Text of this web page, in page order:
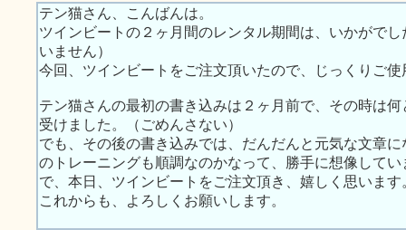
テン猫さん、こんばんは。
ツインビートの２ヶ月間のレンタル期間は、いかがで
いません）
今回、ツインビートをご注文頂いたので、じっくりご
テン猫さんの最初の書き込みは２ヶ月前で、その時は
受けました。（ごめんさない）
でも、その後の書き込みでは、だんだんと元気な文章
のトレーニングも順調なのかなって、勝手に想像してい
で、本日、ツインビートをご注文頂き、嬉しく思います
これからも、よろしくお願いします。